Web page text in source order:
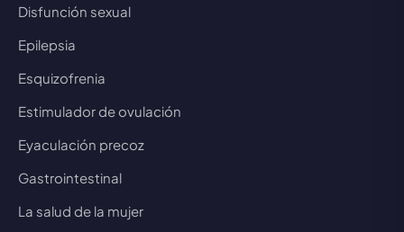
Disfunción sexual
Epilepsia
Esquizofrenia
Estimulador de ovulación
Eyaculación precoz
Gastrointestinal
La salud de la mujer